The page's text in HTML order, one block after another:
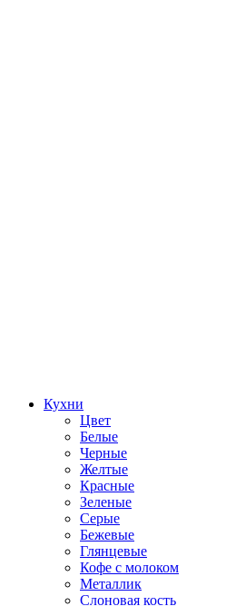
Кухни
Цвет
Белые
Черные
Желтые
Красные
Зеленые
Серые
Бежевые
Глянцевые
Кофе с молоком
Металлик
Слоновая кость